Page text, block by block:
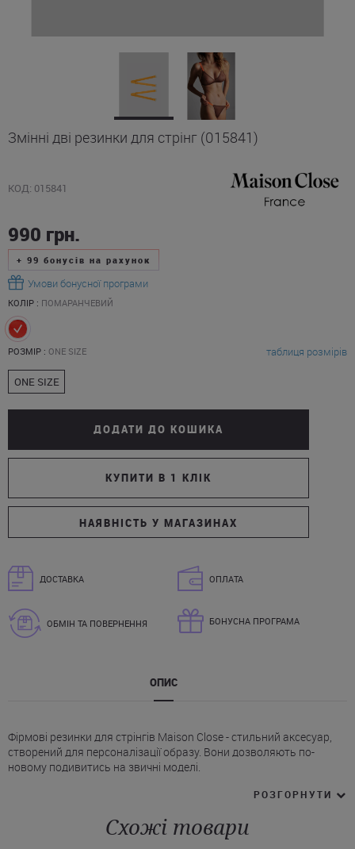
Змінні дві резинки для стрінг (015841)
КОД: 015841
990 грн.
+ 99 бонусів на рахунок
Умови бонусної програми
КОЛІР : ПОМАРАНЧЕВИЙ
РОЗМІР : ONE SIZE таблиця розмірів
ONE SIZE
ДОДАТИ ДО КОШИКА
КУПИТИ В 1 КЛІК
НАЯВНІСТЬ У МАГАЗИНАХ
ДОСТАВКА ОПЛАТА
ОБМІН ТА ПОВЕРНЕННЯ БОНУСНА ПРОГРАМА
ОПИС
Фірмові резинки для стрінгів Maison Close - стильний аксесуар,
створений для персоналізації образу. Вони дозволяють по-
новому подивитись на звичні моделі.
* Регульована довжина для індивідуальної посадки.
РОЗГОРНУТИ
Схожі товари